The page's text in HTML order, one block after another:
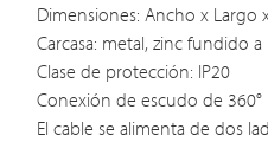
Dimensiones: Ancho x Largo
Carcasa: metal, zinc fundido
Clase de protección: IP20
Conexión de escudo de 360°
El cable se alimenta de dos